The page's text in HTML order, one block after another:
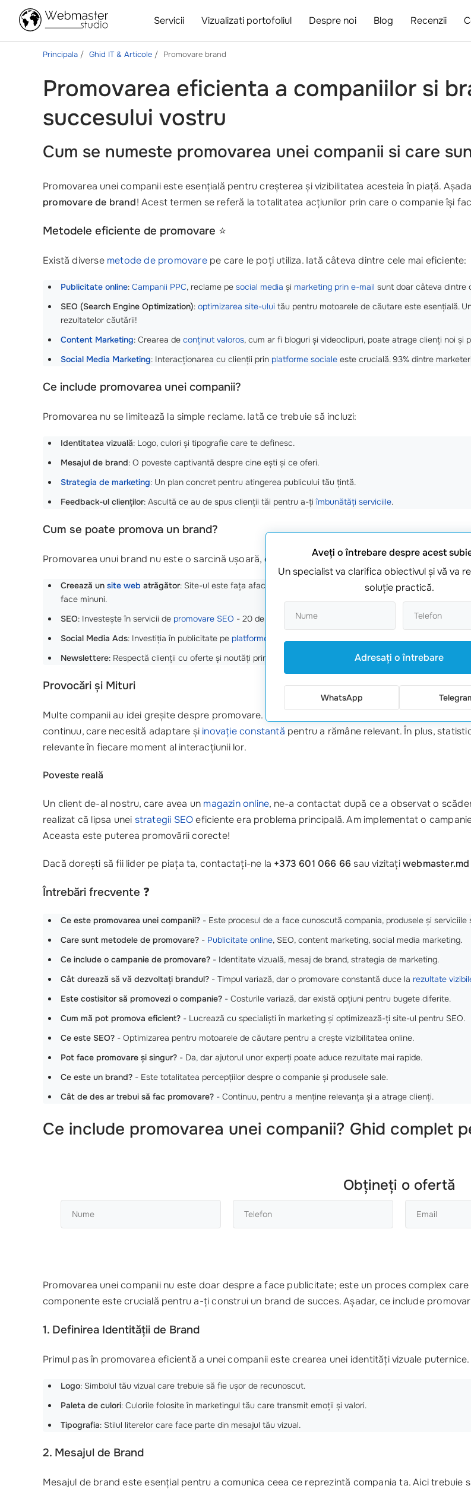
Servicii Vizualizati portofoliul Despre noi Blog Recenzii
Principala Ghid IT & Articole Promovare brand
Promovarea eficienta a companiilor si
succesului vostru
Cum se numeste promovarea unei companii si care
Promovarea unei companii este esențială pentru creșterea și vizibilitatea acesteia în piață.
promovare de brand! Acest termen se referă la totalitatea acțiunilor prin care o companie își
Metodele eficiente de promovare ⭐️
Există diverse metode de promovarepe care le poți utiliza. Iată câteva dintre cele mai eficiente:
Publicitate online: Campanii PPC, reclame pe social media și marketing prin e-mail sunt doar câteva dintre
SEO (Search Engine Optimization): optimizarea site-ului tău pentru motoarele de căutare este esențială.
rezultatelor căutării!
Content Marketing: Crearea de conținut valoros, cum ar fi bloguri și videoclipuri, poate atrage clienți noi și
Social Media Marketing: Interacționarea cu clienții prin platforme sociale este crucială. 93% dintre
Ce include promovarea unei companii?
Promovarea nu se limitează la simple reclame. Iată ce trebuie să incluzi:
Identitatea vizuală: Logo, culori și tipografie care te definesc.
Mesajul de brand: O poveste captivantă despre cine ești și ce oferi.
Strategia de marketing: Un plan concret pentru atingerea publicului tău țintă.
Feedback-ul clienților: Ascultă ce au de spus clienții tăi pentru a-țiîmbunătăți serviciile.
Cum se poate promova un brand?
Promovarea unui brand nu este o sarcină ușoară, dar cu strategiile corecte, poți să o faci cu
Creează un site web atrăgător: Site-ul este fața afacerii tale online. Oferim servicii dedezvoltare a site-
face minuni.
SEO: Investește în servicii de promovare SEO - 20 de cuvinte la 499 EUR pentru a crește vizibilitatea ta
Social Media Ads: Investiția în publicitate pe platforme de socializare
Newslettere: Respectă clienții cu oferte și noutăți prin campanii de email marketing, începând de la 359
Provocări și Mituri
Multe companii au idei greșite despre promovare. De exemplu, mulți cred că o singură
continuu, care necesită adaptare și inovație constantă pentru a rămâne relevant. În plus,
relevante în fiecare moment al interacțiunii lor.
Poveste reală
Un client de-al nostru, care avea un magazin online, ne-a contactat după ce a observat o
realizat că lipsa unei strategii SEOeficiente era problema principală. Am implementat o
Aceasta este puterea promovării corecte!
Dacă dorești să fii lider pe piața ta, contactați-ne la +373 601 066 66sau vizitațiwebmaster.md
Întrebări frecvente ❓
Ce este promovarea unei companii? - Este procesul de a face cunoscută compania, produsele și serviciile
Care sunt metodele de promovare? - Publicitate online, SEO, content marketing, social media marketing.
Ce include o campanie de promovare? - Identitate vizuală, mesaj de brand, strategia de marketing.
Cât durează să vă dezvoltați brandul? - Timpul variază, dar o promovare constantă duce la rezultate
Este costisitor să promovezi o companie? - Costurile variază, dar există opțiuni pentru bugete diferite.
Cum mă pot promova eficient? - Lucrează cu specialiști în marketing și optimizează-ți site-ul pentru SEO.
Ce este SEO? - Optimizarea pentru motoarele de căutare pentru a crește vizibilitatea online.
Pot face promovare și singur? - Da, dar ajutorul unor experți poate aduce rezultate mai rapide.
Ce este un brand? - Este totalitatea percepțiilor despre o companie și produsele sale.
Cât de des ar trebui să fac promovare? - Continuu, pentru a menține relevanța și a atrage clienți.
Ce include promovarea unei companii? Ghid complet
Obțineți o ofertă
Promovarea unei companii nu este doar despre a face publicitate; este un proces complex
componente este crucială pentru a-ți construi un brand de succes. Așadar, ce include
1. Definirea Identității de Brand
Primul pas în promovarea eficientă a unei companii este crearea unei identități vizuale puternice.
Logo: Simbolul tău vizual care trebuie să fie ușor de recunoscut.
Paleta de culori: Culorile folosite în marketingul tău care transmit emoții și valori.
Tipografia: Stilul literelor care face parte din mesajul tău vizual.
2. Mesajul de Brand
Mesajul de brand este esențial pentru a comunica ceea ce reprezintă compania ta. Aici trebuie
Aveţi o întrebare despre acest
Un specialist va clarifica obiectivul şi vă va
soluţie practică.
Adresaţi o întrebare
WhatsApp